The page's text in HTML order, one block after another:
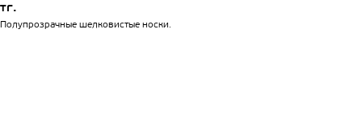
тг.
Полупрозрачные шелковистые носки.